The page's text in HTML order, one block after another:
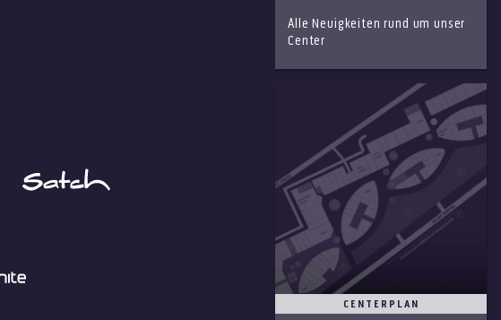
Alle Neuigkeiten rund um unser
Center
CENTERPLAN